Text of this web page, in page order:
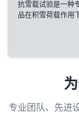
抗雪载试验是一种
品在积雪荷载作用
专业团队、先进